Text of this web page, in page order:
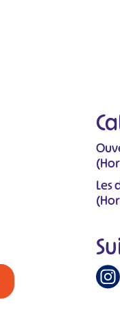
Les